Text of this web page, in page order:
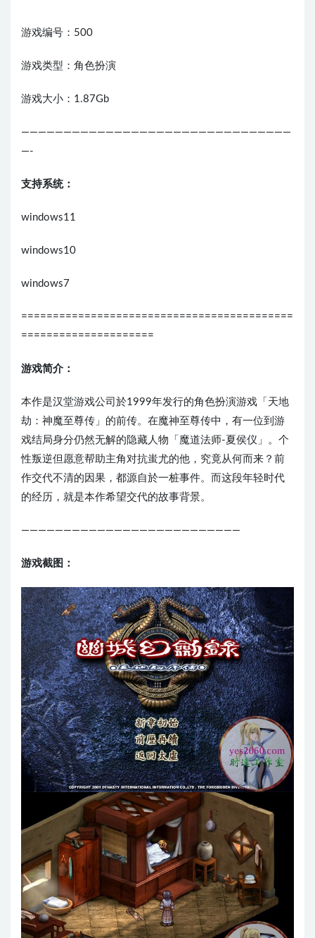
游戏编号：500
游戏类型：角色扮演
游戏大小：1.87Gb
————————————————————————————————
—-
支持系统：
windows11
windows10
windows7
===========================================
=====================
游戏简介：
本作是汉堂游戏公司於1999年发行的角色扮演游戏「天地
劫：神魔至尊传」的前传。在魔神至尊传中，有一位到游
戏结局身分仍然无解的隐藏人物「魔道法师-夏侯仪」。个
性叛逆但愿意帮助主角对抗蚩尤的他，究竟从何而来？前
作交代不清的因果，都源自於一桩事件。而这段年轻时代
的经历，就是本作希望交代的故事背景。
——————————————————————————
游戏截图：